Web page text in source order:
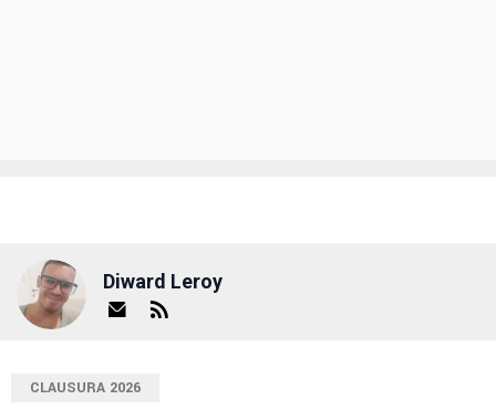
Diward Leroy
CLAUSURA 2026